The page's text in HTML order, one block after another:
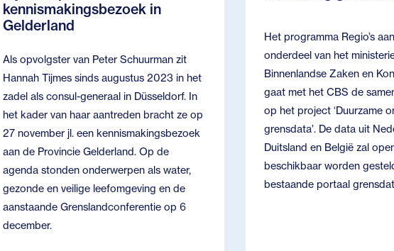
kennismakingsbezoek in
Gelderland
Als opvolgster van Peter Schuurman zit
Hannah Tijmes sinds augustus 2023 in het
zadel als consul-generaal in Düsseldorf. In
het kader van haar aantreden bracht ze op
27 november jl. een kennismakingsbezoek
aan de Provincie Gelderland. Op de
agenda stonden onderwerpen als water,
gezonde en veilige leefomgeving en de
aanstaande Grenslandconferentie op 6
december.
Het programma Regio’s
onderdeel van het
Binnenlandse Zaken en
gaat met het CBS de
op het project ‘Duurzame
grensdata’. De data uit
Duitsland en België zal
beschikbaar worden
bestaande portaal